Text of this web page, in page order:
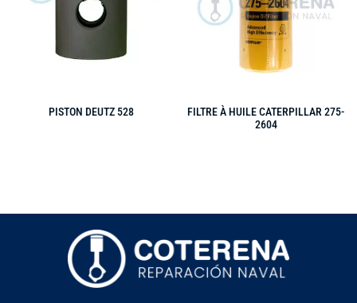
PISTON DEUTZ 528
FILTRE À HUILE CATERPILLAR 275-
2604